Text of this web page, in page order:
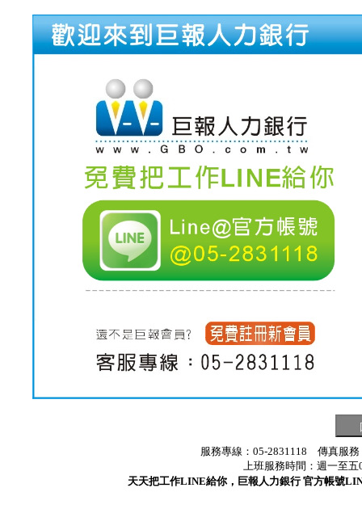
服務專線：05-2831118 傳真服
上班服務時間：週一至
天天把工作LINE給你，巨報人力銀行 官方帳號